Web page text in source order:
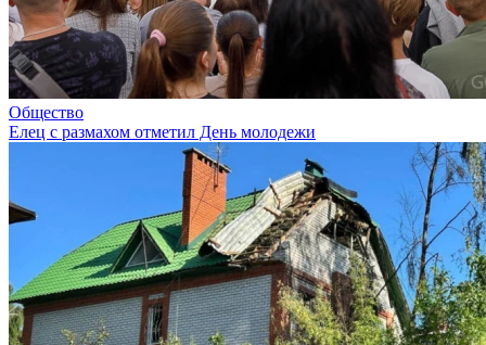
Общество
Елец с размахом отметил День молодежи